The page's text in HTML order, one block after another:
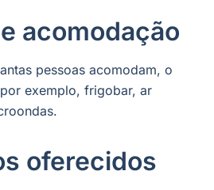
acomodação
pessoas acomodam, o
exemplo, frigobar, ar
oferecidos